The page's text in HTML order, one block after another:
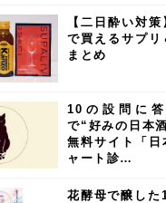
【二日酔い対
で買えるサプリ
まとめ
10の設問に
で“好みの日本
無料サイト「日
ャート診…
花酵母で醸した